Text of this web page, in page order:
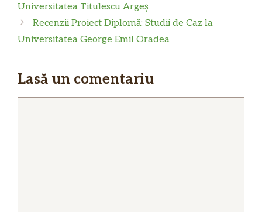
Universitatea Titulescu Argeș
Recenzii Proiect Diplomă: Studii de Caz la
Universitatea George Emil Oradea
Lasă un comentariu